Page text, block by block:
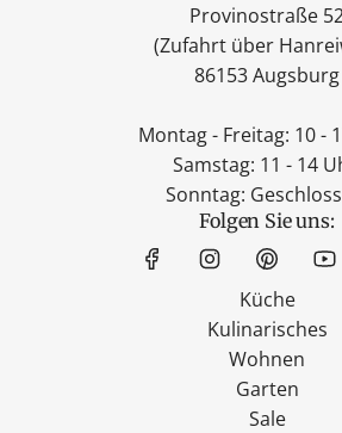
Provinostraße
(Zufahrt über
86153 Augsburg
Montag - Freitag: 10 -
Samstag: 11 - 14
Sonntag:
Folgen Sie uns:
Küche
Kulinarisches
Wohnen
Garten
Sale